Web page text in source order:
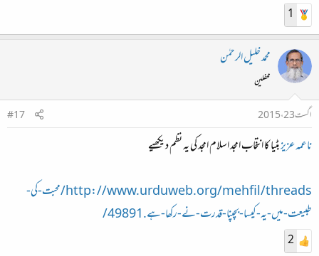
1
محمد خلیل الرحمٰن
محفلین
اگست 23، 2015
#17
ناعمہ عزیزبٹیا کا انتخاب امجد اسلام امجد کی یہ نظم دیکھیے
http://www.urduweb.org/mehfil/threads/محبت-کی-
طبیعت-میں-یہ-کیسا-بچپنا-قدرت-نے-رکھا-ہے.49891/
2